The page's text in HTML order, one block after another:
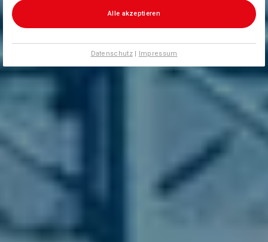
Alle akzeptieren
Datenschutz| Impressum